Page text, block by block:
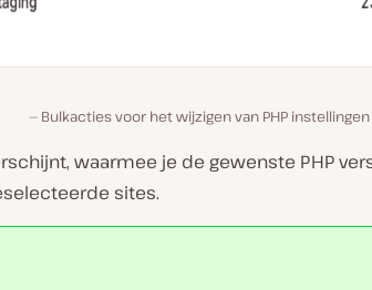
Bulkacties voor het wijzigen van PHP
waarmee je de gewenste PHP
sites.